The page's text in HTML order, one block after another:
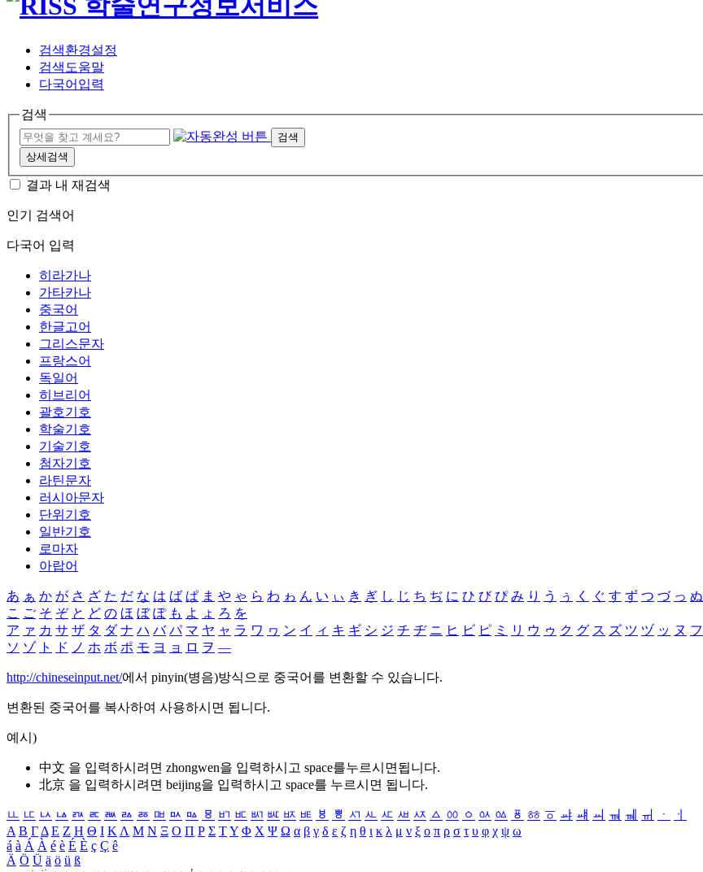
검색환경설정
검색도움말
다국어입력
검색
검색
상세검색
결과 내 재검색
인기 검색어
다국어 입력
히라가나
가타카나
중국어
한글고어
그리스문자
프랑스어
독일어
히브리어
괄호기호
학술기호
기술기호
첨자기호
라틴문자
러시아문자
단위기호
일반기호
로마자
아랍어
あ ぁ か が さ ざ た だ な は ば ぱ ま や ゃ ら わ ゎ ん い ぃ き ぎ し じ ち ぢ に ひ び ぴ み り う ぅ く ぐ す ず つ づ っ ぬ
こ ご そ ぞ と ど の ほ ぼ ぽ も よ ょ ろ を
ア ァ カ サ ザ タ ダ ナ ハ バ パ マ ヤ ャ ラ ワ ヮ ン イ ィ キ ギ シ ジ チ ヂ ニ ヒ ビ ピ ミ リ ウ ゥ ク グ ス ズ ツ ヅ ッ ヌ フ
ソ ゾ ト ド ノ ホ ボ ポ モ ヨ ョ ロ ヲ ―
http://chineseinput.net/에서 pinyin(병음)방식으로 중국어를 변환할 수 있습니다.
변환된 중국어를 복사하여 사용하시면 됩니다.
예시)
中文 을 입력하시려면 zhongwen을 입력하시고 space를누르시면됩니다.
北京 을 입력하시려면 beijing을 입력하시고 space를 누르시면 됩니다.
ㅥ ㅦ ㅧ ㅨ ㅩ ㅪ ㅫ ㅬ ㅭ ㅮ ㅯ ㅰ ㅱ ㅲ ㅳ ㅴ ㅵ ㅶ ㅷ ㅸ ㅹ ㅺ ㅻ ㅼ ㅽ ㅾ ㅿ ㆀ ㆁ ㆂ ㆃ ㆄ ㆅ ㆆ ㆇ ㆈ ㆉ ㆊ ㆋ ㆌ ㆍ
ㆎ
Α Β ΓΔ Ε Ζ Η Θ Ι ΚΛ Μ Ν Ξ Ο Π Ρ Σ ΤΥ Φ Χ Ψ Ω α β γ δ ε ζ η θ ι κ λ μ ν ξ ο π ρ σ τ υ φ χ ψ ω
á à Á À é è É È ç Ç ê
Ä Ö Ü ä ö ü ß